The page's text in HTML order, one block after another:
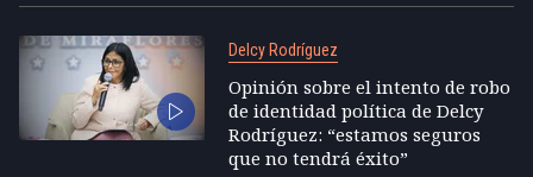
Delcy Rodríguez
Opinión sobre el intento de robo
de identidad política de Delcy
Rodríguez: “estamos seguros
que no tendrá éxito”